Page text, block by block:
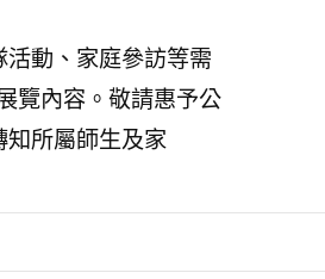
動、家庭參訪等需
覽內容。敬請惠予公
知所屬師生及家